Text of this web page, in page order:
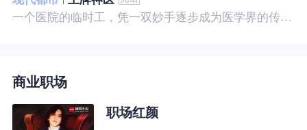
一个医院的临时工，凭一双妙手逐步成为医学界的传奇！ 一个社会底层的小人物，靠一腔热血成为人世间的枭王！ 当佛已经无能为力，便由我来普渡众生——杨风。
商业职场
职场红颜